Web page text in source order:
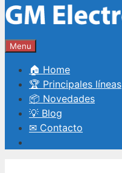
Menu
🏠 Home
🏆 Principales líneas
📦 Novedades
💡 Blog
✉ Contacto